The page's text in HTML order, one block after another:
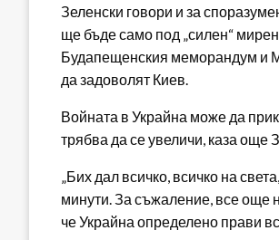
Зеленски говори и за
ще бъде само под „силен“
Будапещенския меморандум и
да задоволят Киев.
Войната в Украйна може да
трябва да се увеличи, каза още
„Бих дал всичко, всичко на
минути. За съжаление, все още
че Украйна определено прави